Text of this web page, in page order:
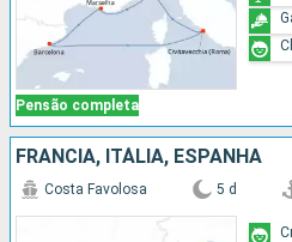
Pensão completa
FRANCIA, ITÁLIA, ESPANHA
Costa Favolosa 5 d